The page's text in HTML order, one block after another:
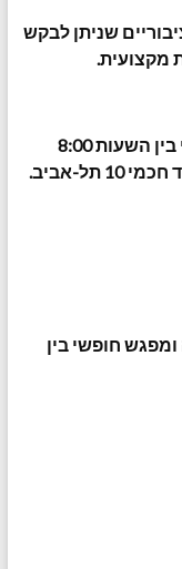
שניתן לבקש
מקצועית.
הכנס יתקיים ביום שלישי, השביעי ליוני בין השעות 8:00
ומפגש חופשי בין